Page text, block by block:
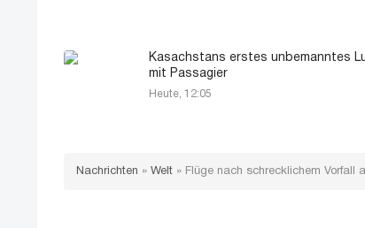
Kasachstans erstes unbemanntes
mit Passagier
Heute, 12:05
Nachrichten » Welt » Flüge nach schrecklichem Vorfall